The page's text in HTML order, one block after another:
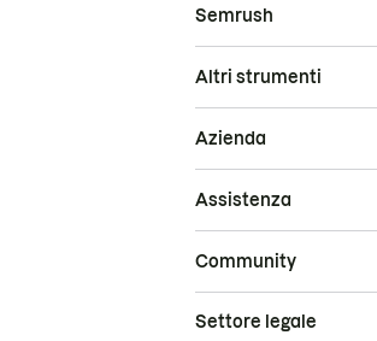
Semrush
Altri strumenti
Azienda
Assistenza
Community
Settore legale